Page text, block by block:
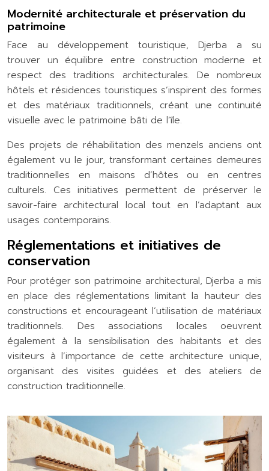
Modernité architecturale et préservation du
patrimoine
Face au développement touristique, Djerba a su
trouver un équilibre entre construction moderne et
respect des traditions architecturales. De nombreux
hôtels et résidences touristiques s’inspirent des formes
et des matériaux traditionnels, créant une continuité
visuelle avec le patrimoine bâti de l’île.
Des projets de réhabilitation des menzels anciens ont
également vu le jour, transformant certaines demeures
traditionnelles en maisons d’hôtes ou en centres
culturels. Ces initiatives permettent de préserver le
savoir-faire architectural local tout en l’adaptant aux
usages contemporains.
Réglementations et initiatives de
conservation
Pour protéger son patrimoine architectural, Djerba a mis
en place des réglementations limitant la hauteur des
constructions et encourageant l’utilisation de matériaux
traditionnels. Des associations locales oeuvrent
également à la sensibilisation des habitants et des
visiteurs à l’importance de cette architecture unique,
organisant des visites guidées et des ateliers de
construction traditionnelle.